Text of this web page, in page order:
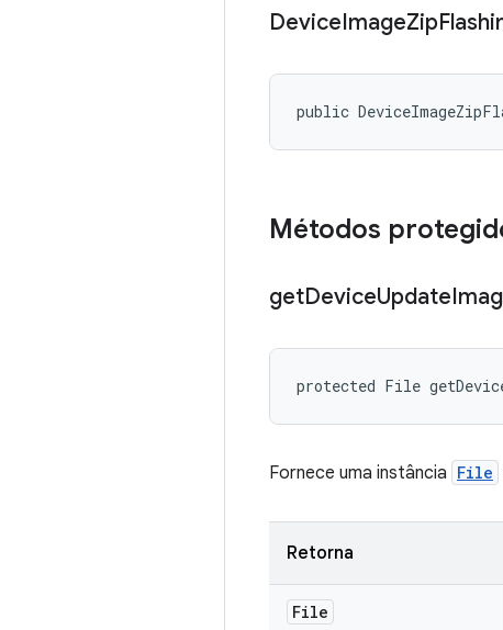
DeviceImageZip
public
Métodos
getDeviceUpdate
protected File
Fornece uma instância File
Retorna
File